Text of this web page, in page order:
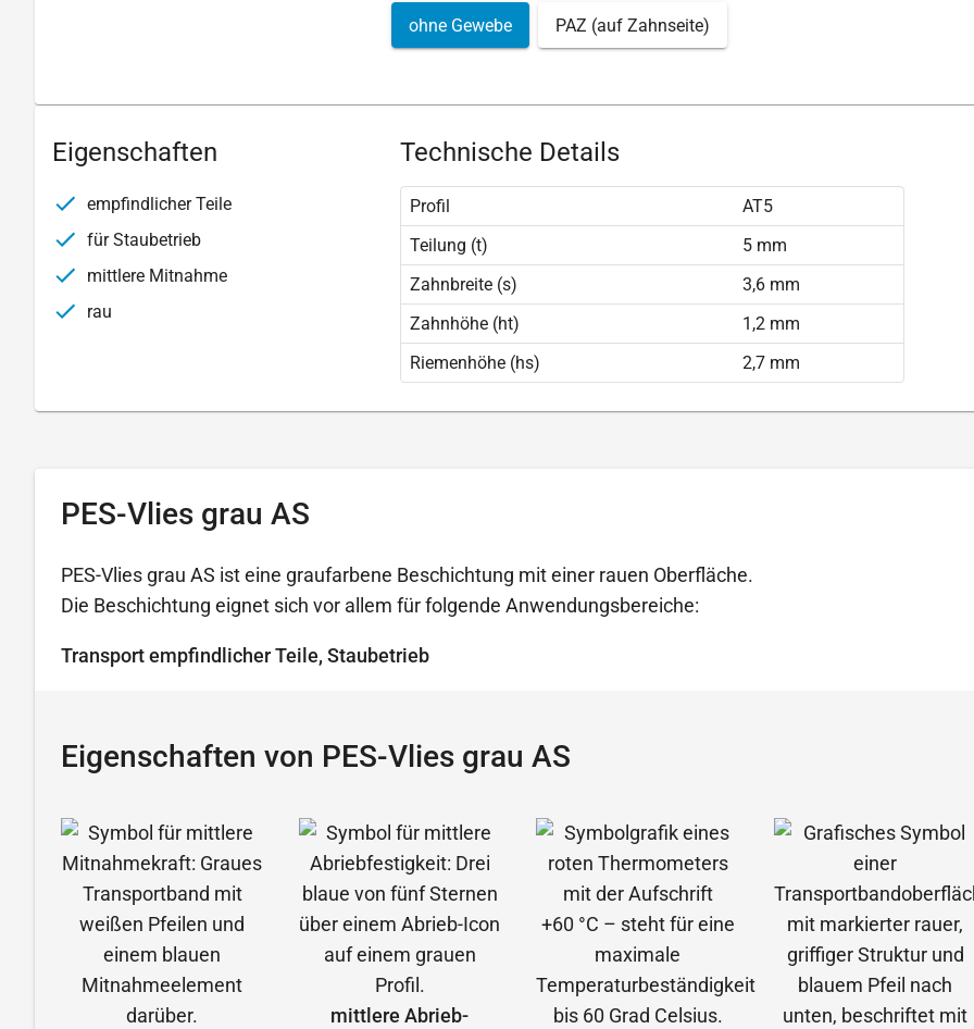
ohne Gewebe PAZ (auf Zahnseite)
Eigenschaften
empfindlicher Teile
für Staubetrieb
mittlere Mitnahme
rau
Technische Details
Profil
AT5
Teilung (t)
5 mm
Zahnbreite (s)
3,6 mm
Zahnhöhe (ht)
1,2 mm
Riemenhöhe (hs)
2,7 mm
PES-Vlies grau AS
PES-Vlies grau AS ist eine graufarbene Beschichtung mit einer rauen Oberfläche.
Die Beschichtung eignet sich vor allem für folgende Anwendungsbereiche:
Transport empfindlicher Teile, Staubetrieb
Eigenschaften von PES-Vlies grau AS
mittlere Abrieb­